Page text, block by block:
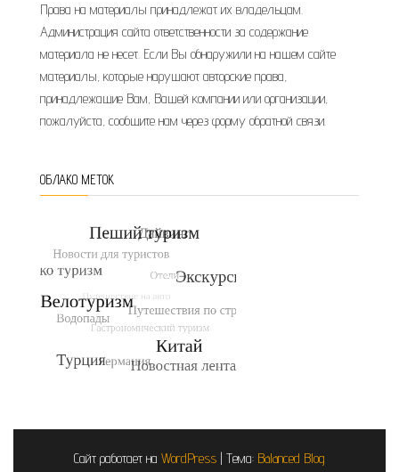
Права на материалы принадлежат их владельцам.
Администрация сайта ответственности за содержание
материала не несет. Если Вы обнаружили на нашем сайте
материалы, которые нарушают авторские права,
принадлежащие Вам, Вашей компании или организации,
пожалуйста, сообщите нам через форму обратной связи.
ОБЛАКО МЕТОК
Сайт работает на WordPress | Тема: Balanced Blog